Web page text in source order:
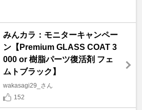
みんカラ：モニターキャンペー
ン【Premium GLASS COAT 3
000 or 樹脂パーツ復活剤 フェ
ムトブラック】
wakasagi29_さん
152